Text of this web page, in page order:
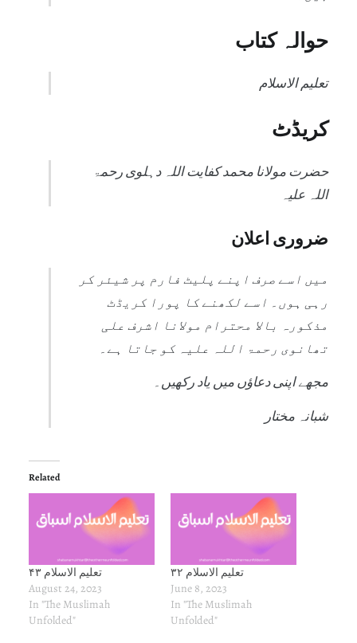
حوالہ کتاب
تعلیم الاسلام
کریڈٹ
حضرت مولانا محمد کفایت اللہ دہلوی رحمۃ
اللہ علیہ
ضروری اعلان
میں اسے صرف اپنے پلیٹ فارم پر شیئر کر
رہی ہوں۔ اسے لکھنے کا پورا کریڈٹ
مذکورہ بالا محترام مولانا اشرف علی
تھانوی رحمۃ اللہ علیہ کو جاتا ہے۔
مجھے اپنی دعاؤں میں یاد رکھیں۔
شبانہ مختار
Related
تعلیم الاسلام ۴٣
August 24, 2023
In "The Muslimah
Unfolded"
تعلیم الاسلام ۳۲
June 8, 2023
In "The Muslimah
Unfolded"